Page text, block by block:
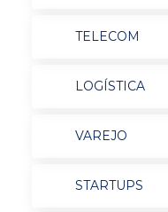
TELECOM
LOGÍSTICA
VAREJO
STARTUPS